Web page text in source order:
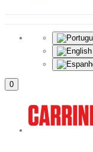
0